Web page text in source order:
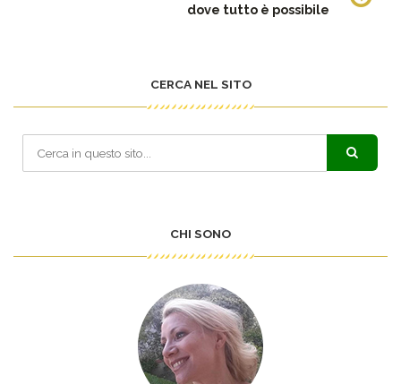
dove tutto è possibile
CERCA NEL SITO
CHI SONO